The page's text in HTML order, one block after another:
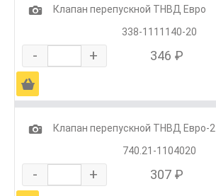
1
Клапан перепускной ТНВД Евро
338-1111140-20
- + 346 ₽
Ä
1
Клапан перепускной ТНВД Евро-2
740.21-1104020
- + 307 ₽